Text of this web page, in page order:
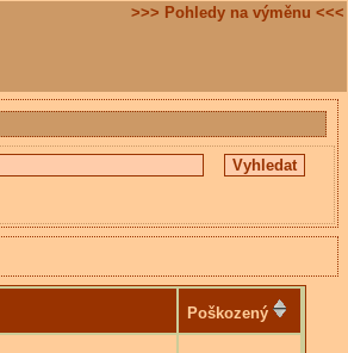
>>> Pohledy na výměnu <<<
Poškozený